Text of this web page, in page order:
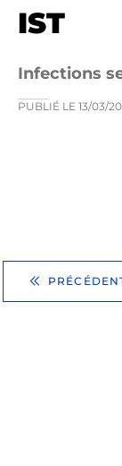
IST
Infections
PUBLIÉ LE 13/03/